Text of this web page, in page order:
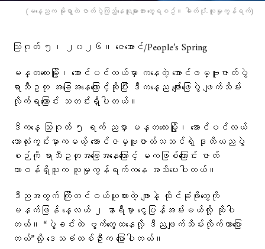
(မနေ့ညက မိုးရွာထဲ ဇာတ်ပွဲကြည့်နေသူများအား တွေ့ရစဥ်။ ဓါတ်ပုံံ-လူမှုကွန်ရက်)
သြဂုတ် ၅၊ ၂၀၂၆။ ဇေအောင်/People’s Spring
မန္တလေးမြို့၊ အောင်ပင်လယ်မှာ ကနေတဲ့ အောင်ဇမ္ဗူဇာတ်ပွဲ
ရာသီဥတု အခြေအနေကြောင့်ဆိုပြီး ဒီကနေ့ည ဖျော်ဖြေပွဲ ဖျက်သိမ်း
လိုက်ရကြောင်း သတင်းရှိပါတယ်။
ဒီကနေ့ သြဂုတ် ၅ ရက် ညမှာ မန္တလေးမြို့၊ အောင်ပင်လယ်
ဘောလုံးကွင်းမှာကမယ့် အောင်ဇမ္ဗူဇာတ်သဘင်ရဲ့ ဒုတိယညပွဲ
စဉ်ကို ရာသီဥတုအခြေအနေကြောင့် မကဖြစ်ကြောင်း ဇာတ်
တာဝန်ရှိသူက လူမှုကွန်ရက်ကနေ အသိပေးပါတယ်။
ဒီညအတွက် ကြိုတင်ဝယ်ယူထားတဲ့ ဖျာနဲ့ ထိုင်ခုံဖိုးတွေကို
မနက်ဖြန် နေ့လယ် ၂ နာရီမှာ ငွေပြန်အမ်းမယ်လို့ ဆိုပါ
တယ်။ “ပွဲခင်းထဲ ဗွက်တွေထနေလို့ ဒီညဖျက်သိမ်းလိုက်တာပြော
တယ်”လို့ ဒေသခံတစ်ဦးက ပြောပါတယ်။